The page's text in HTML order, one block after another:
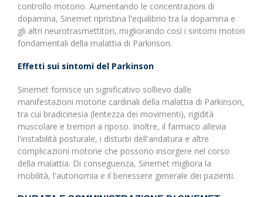
controllo motorio. Aumentando le concentrazioni di
dopamina, Sinemet ripristina l'equilibrio tra la dopamina e
gli altri neurotrasmettitori, migliorando così i sintomi motori
fondamentali della malattia di Parkinson.
Effetti sui sintomi del Parkinson
Sinemet fornisce un significativo sollievo dalle
manifestazioni motorie cardinali della malattia di Parkinson,
tra cui bradicinesia (lentezza dei movimenti), rigidità
muscolare e tremori a riposo. Inoltre, il farmaco allevia
l'instabilità posturale, i disturbi dell'andatura e altre
complicazioni motorie che possono insorgere nel corso
della malattia. Di conseguenza, Sinemet migliora la
mobilità, l'autonomia e il benessere generale dei pazienti.